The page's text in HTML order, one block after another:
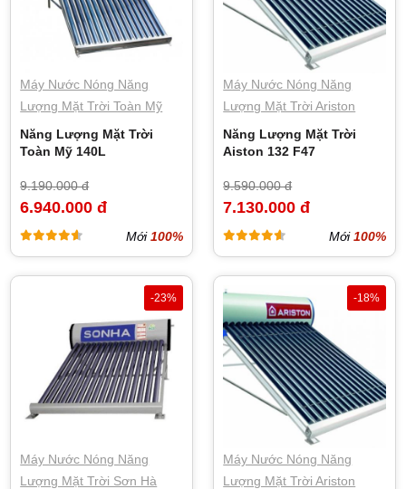
Máy Nước Nóng Năng
Lượng Mặt Trời Toàn Mỹ
Năng Lượng Mặt Trời
Toàn Mỹ 140L
9.190.000 đ
6.940.000 đ
Mới100%
Máy Nước Nóng Năng
Lượng Mặt Trời Ariston
Năng Lượng Mặt Trời
Aiston 132 F47
9.590.000 đ
7.130.000 đ
Mới100%
-23%
Máy Nước Nóng Năng
Lượng Mặt Trời Sơn Hà
-18%
Máy Nước Nóng Năng
Lượng Mặt Trời Ariston